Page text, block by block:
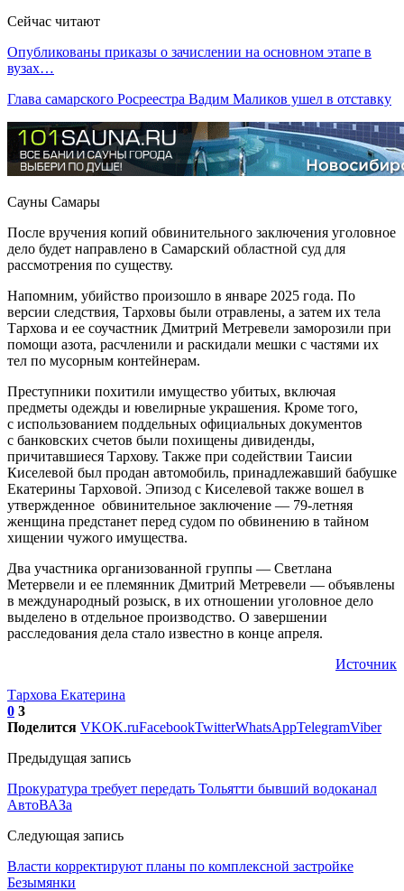
Сейчас читают
Опубликованы приказы о зачислении на основном этапе в
вузах…
Глава самарского Росреестра Вадим Маликов ушел в отставку
Сауны Самары
После вручения копий обвинительного заключения уголовное
дело будет направлено в Самарский областной суд для
рассмотрения по существу.
Напомним, убийство произошло в январе 2025 года. По
версии следствия, Тарховы были отравлены, а затем их тела
Тархова и ее соучастник Дмитрий Метревели заморозили при
помощи азота, расчленили и раскидали мешки с частями их
тел по мусорным контейнерам.
Преступники похитили имущество убитых, включая
предметы одежды и ювелирные украшения. Кроме того,
с использованием поддельных официальных документов
с банковских счетов были похищены дивиденды,
причитавшиеся Тархову. Также при содействии Таисии
Киселевой был продан автомобиль, принадлежавший бабушке
Екатерины Тарховой. Эпизод с Киселевой также вошел в
утвержденное обвинительное заключение — 79-летняя
женщина предстанет перед судом по обвинению в тайном
хищении чужого имущества.
Два участника организованной группы — Светлана
Метервели и ее племянник Дмитрий Метревели — объявлены
в международный розыск, в их отношении уголовное дело
выделено в отдельное производство. О завершении
расследования дела стало известно в конце апреля.
Источник
Тархова Екатерина
0 3
Поделится VKOK.ruFacebookTwitterWhatsAppTelegramViber
Предыдущая запись
Прокуратура требует передать Тольятти бывший водоканал
АвтоВАЗа
Следующая запись
Власти корректируют планы по комплексной застройке
Безымянки